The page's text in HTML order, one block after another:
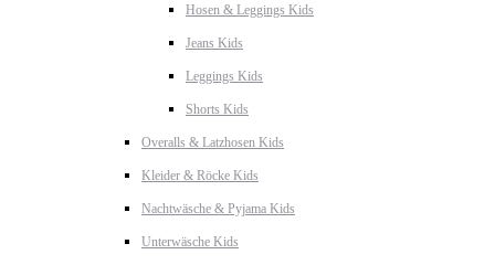
Hosen & Leggings Kids
Jeans Kids
Leggings Kids
Shorts Kids
Overalls & Latzhosen Kids
Kleider & Röcke Kids
Nachtwäsche & Pyjama Kids
Unterwäsche Kids